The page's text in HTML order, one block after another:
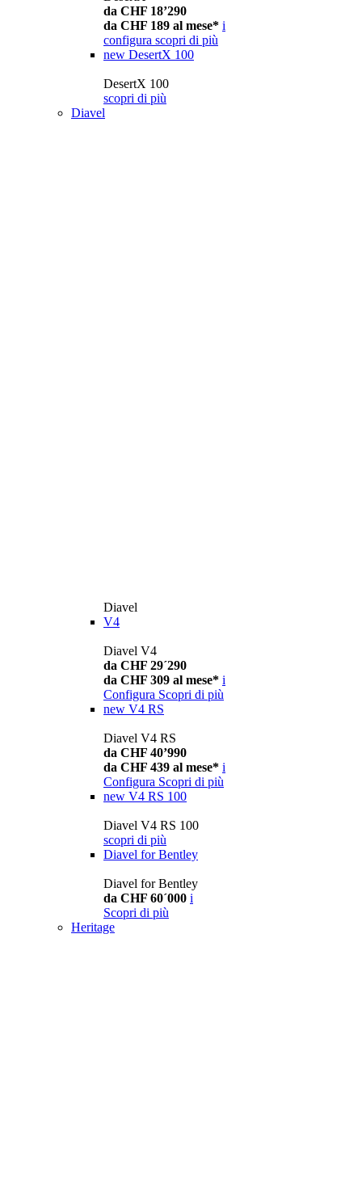
da CHF 18’290
da CHF 189 al mese* i
configura scopri di più
new DesertX 100
DesertX 100
scopri di più
Diavel
Diavel
V4
Diavel V4
da CHF 29´290
da CHF 309 al mese* i
Configura Scopri di più
new V4 RS
Diavel V4 RS
da CHF 40’990
da CHF 439 al mese* i
Configura Scopri di più
new V4 RS 100
Diavel V4 RS 100
scopri di più
Diavel for Bentley
Diavel for Bentley
da CHF 60´000 i
Scopri di più
Heritage